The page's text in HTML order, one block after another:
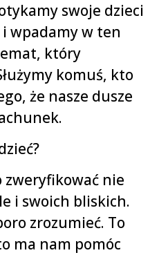
swoje dzieci
wpadamy w ten
który
komuś, kto
że nasze dusze
zweryfikować nie
i swoich bliskich.
zrozumieć. To
ma nam pomóc